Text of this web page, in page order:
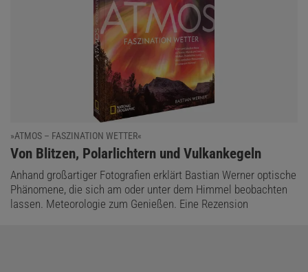
»ATMOS – FASZINATION WETTER«
:
Von Blitzen, Polarlichtern und Vulkankegeln
Anhand großartiger Fotografien erklärt Bastian Werner optische
Phänomene, die sich am oder unter dem Himmel beobachten
lassen. Meteorologie zum Genießen. Eine Rezension